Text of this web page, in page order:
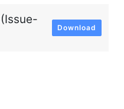
Download